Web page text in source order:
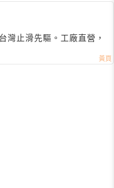
灣止滑先驅。工廠直營，